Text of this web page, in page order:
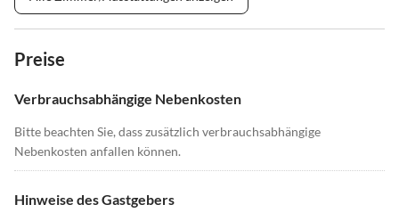
Preise
Verbrauchsabhängige Nebenkosten
Bitte beachten Sie, dass zusätzlich verbrauchsabhängige
Nebenkosten anfallen können.
Hinweise des Gastgebers